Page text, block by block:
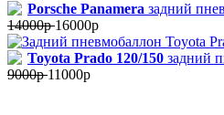
Porsche Panamera задний
14000р16000р
Toyota Prado 120/150 задний
9000р11000р